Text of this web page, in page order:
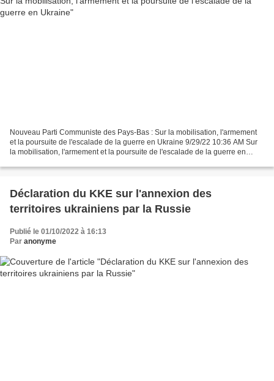
Nouveau Parti Communiste des Pays-Bas : Sur la mobilisation, l'armement
et la poursuite de l'escalade de la guerre en Ukraine 9/29/22 10:36 AM Sur
la mobilisation, l'armement et la poursuite de l'escalade de la guerre en
Déclaration du KKE sur l'annexion des
territoires ukrainiens par la Russie
Publié le 01/10/2022 à 16:13
Par anonyme